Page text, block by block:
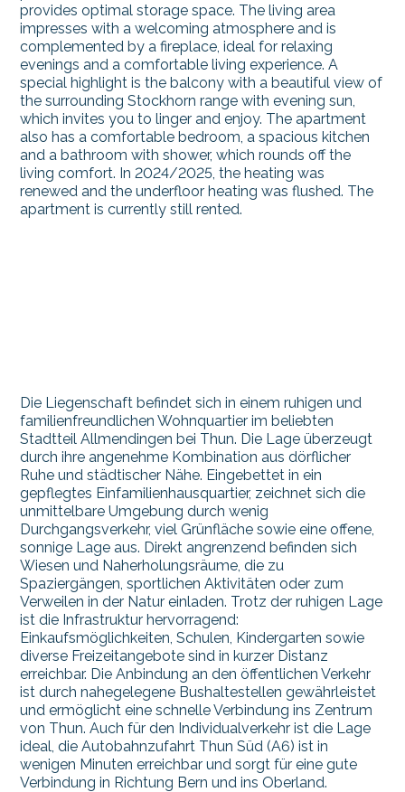
provides optimal storage space. The living area
impresses with a welcoming atmosphere and is
complemented by a fireplace, ideal for relaxing
evenings and a comfortable living experience. A
special highlight is the balcony with a beautiful view of
the surrounding Stockhorn range with evening sun,
which invites you to linger and enjoy. The apartment
also has a comfortable bedroom, a spacious kitchen
and a bathroom with shower, which rounds off the
living comfort. In 2024/2025, the heating was
renewed and the underfloor heating was flushed. The
apartment is currently still rented.
Die Liegenschaft befindet sich in einem ruhigen und
familienfreundlichen Wohnquartier im beliebten
Stadtteil Allmendingen bei Thun. Die Lage überzeugt
durch ihre angenehme Kombination aus dörflicher
Ruhe und städtischer Nähe. Eingebettet in ein
gepflegtes Einfamilienhausquartier, zeichnet sich die
unmittelbare Umgebung durch wenig
Durchgangsverkehr, viel Grünfläche sowie eine offene,
sonnige Lage aus. Direkt angrenzend befinden sich
Wiesen und Naherholungsräume, die zu
Spaziergängen, sportlichen Aktivitäten oder zum
Verweilen in der Natur einladen. Trotz der ruhigen Lage
ist die Infrastruktur hervorragend:
Einkaufsmöglichkeiten, Schulen, Kindergarten sowie
diverse Freizeitangebote sind in kurzer Distanz
erreichbar. Die Anbindung an den öffentlichen Verkehr
ist durch nahegelegene Bushaltestellen gewährleistet
und ermöglicht eine schnelle Verbindung ins Zentrum
von Thun. Auch für den Individualverkehr ist die Lage
ideal, die Autobahnzufahrt Thun Süd (A6) ist in
wenigen Minuten erreichbar und sorgt für eine gute
Verbindung in Richtung Bern und ins Oberland.